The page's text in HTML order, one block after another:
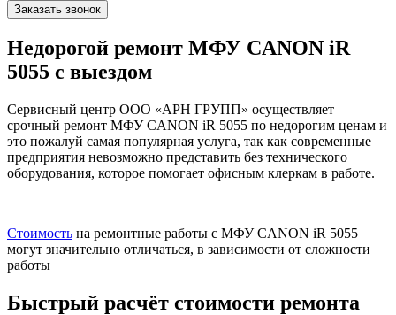
Заказать звонок
Недорогой ремонт МФУ CANON iR
5055 с выездом
Сервисный центр ООО «АРН ГРУПП» осуществляет
срочный ремонт МФУ CANON iR 5055 по недорогим ценам и
это пожалуй самая популярная услуга, так как современные
предприятия невозможно представить без технического
оборудования, которое помогает офисным клеркам в работе.
Стоимость на ремонтные работы с МФУ CANON iR 5055
могут значительно отличаться, в зависимости от сложности
работы
Быстрый расчёт стоимости ремонта